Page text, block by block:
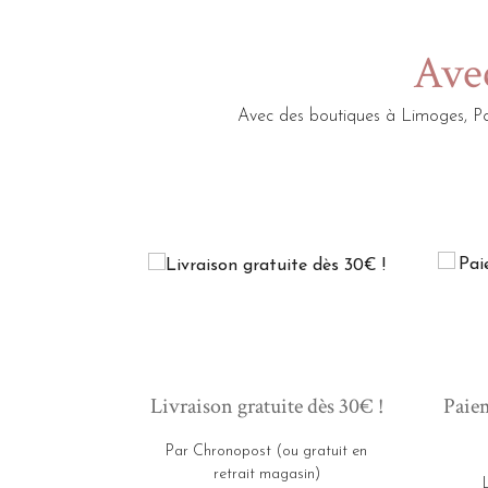
Avec des boutiques à Limoges,
Livraison gratuite dès 30€ !
Par Chronopost (ou gratuit en
retrait magasin)